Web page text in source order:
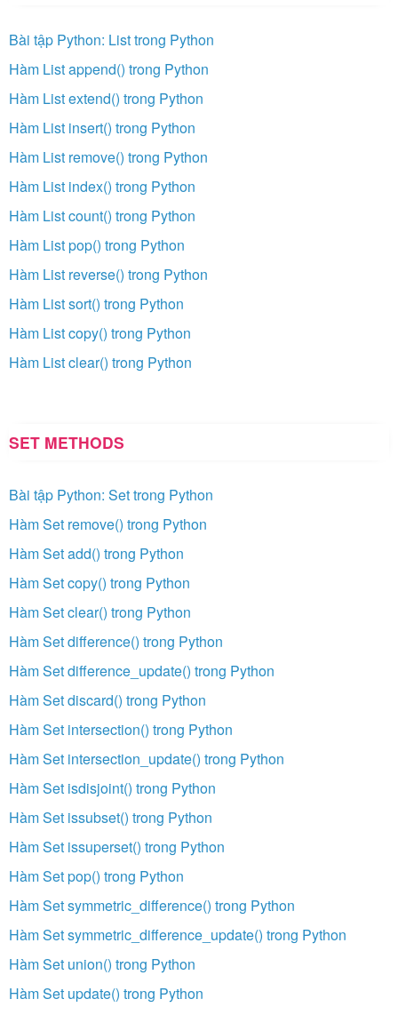
Bài tập Python: List trong Python
Hàm List append() trong Python
Hàm List extend() trong Python
Hàm List insert() trong Python
Hàm List remove() trong Python
Hàm List index() trong Python
Hàm List count() trong Python
Hàm List pop() trong Python
Hàm List reverse() trong Python
Hàm List sort() trong Python
Hàm List copy() trong Python
Hàm List clear() trong Python
SET METHODS
Bài tập Python: Set trong Python
Hàm Set remove() trong Python
Hàm Set add() trong Python
Hàm Set copy() trong Python
Hàm Set clear() trong Python
Hàm Set difference() trong Python
Hàm Set difference_update() trong Python
Hàm Set discard() trong Python
Hàm Set intersection() trong Python
Hàm Set intersection_update() trong Python
Hàm Set isdisjoint() trong Python
Hàm Set issubset() trong Python
Hàm Set issuperset() trong Python
Hàm Set pop() trong Python
Hàm Set symmetric_difference() trong Python
Hàm Set symmetric_difference_update() trong Python
Hàm Set union() trong Python
Hàm Set update() trong Python